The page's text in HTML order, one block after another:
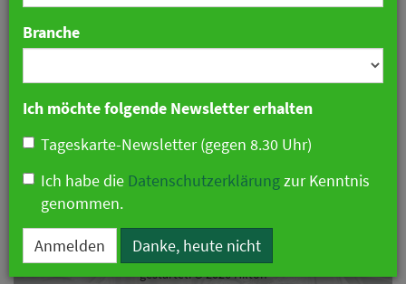
Bei Hilton kocht jetzt der Chef – neue Videoreihe mit Chris Nassetta
gestartet. © 2026 Hilton
Branche
Ich möchte folgende Newsletter erhalten
Tageskarte-Newsletter (gegen 8.30 Uhr)
Ich habe die Datenschutzerklärungzur Kenntnis
genommen.
Anmelden Danke, heute nicht